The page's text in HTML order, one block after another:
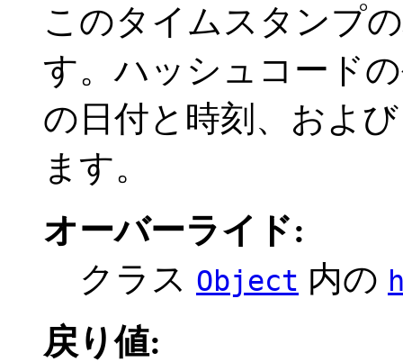
このタイムスタンプ
す。ハッシュコード
の日付と時刻、およ
ます。
オーバーライド:
クラス Object 内の
戻り値: